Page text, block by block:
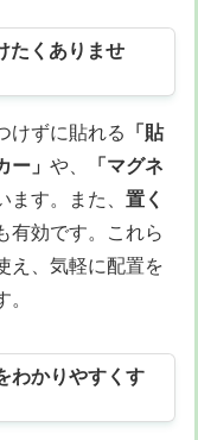
たくありませ
けずに貼れる 「貼
」 や、
「マグネ
す。また、 置く
有効です。これら
え、気軽に配置を
わかりやすくす